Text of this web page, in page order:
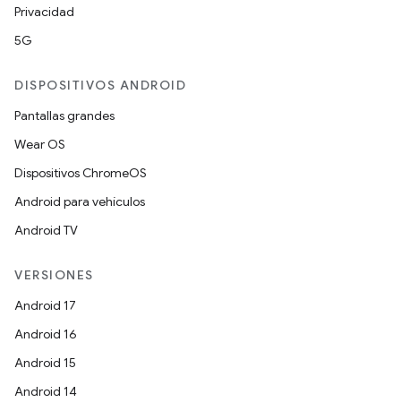
Privacidad
5G
DISPOSITIVOS ANDROID
Pantallas grandes
Wear OS
Dispositivos ChromeOS
Android para vehículos
Android TV
VERSIONES
Android 17
Android 16
Android 15
Android 14